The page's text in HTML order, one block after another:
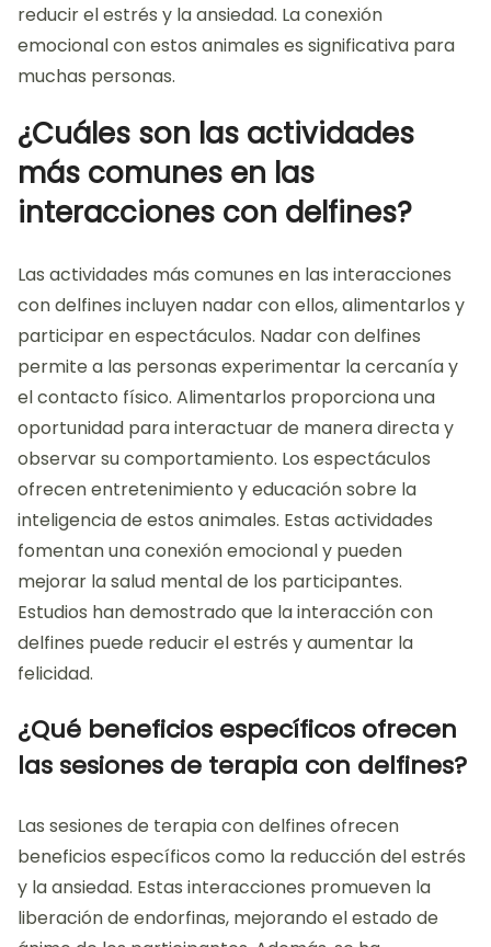
reducir el estrés y la ansiedad. La conexión
emocional con estos animales es significativa para
muchas personas.
¿Cuáles son las actividades
más comunes en las
interacciones con delfines?
Las actividades más comunes en las interacciones
con delfines incluyen nadar con ellos, alimentarlos y
participar en espectáculos. Nadar con delfines
permite a las personas experimentar la cercanía y
el contacto físico. Alimentarlos proporciona una
oportunidad para interactuar de manera directa y
observar su comportamiento. Los espectáculos
ofrecen entretenimiento y educación sobre la
inteligencia de estos animales. Estas actividades
fomentan una conexión emocional y pueden
mejorar la salud mental de los participantes.
Estudios han demostrado que la interacción con
delfines puede reducir el estrés y aumentar la
felicidad.
¿Qué beneficios específicos ofrecen
las sesiones de terapia con delfines?
Las sesiones de terapia con delfines ofrecen
beneficios específicos como la reducción del estrés
y la ansiedad. Estas interacciones promueven la
liberación de endorfinas, mejorando el estado de